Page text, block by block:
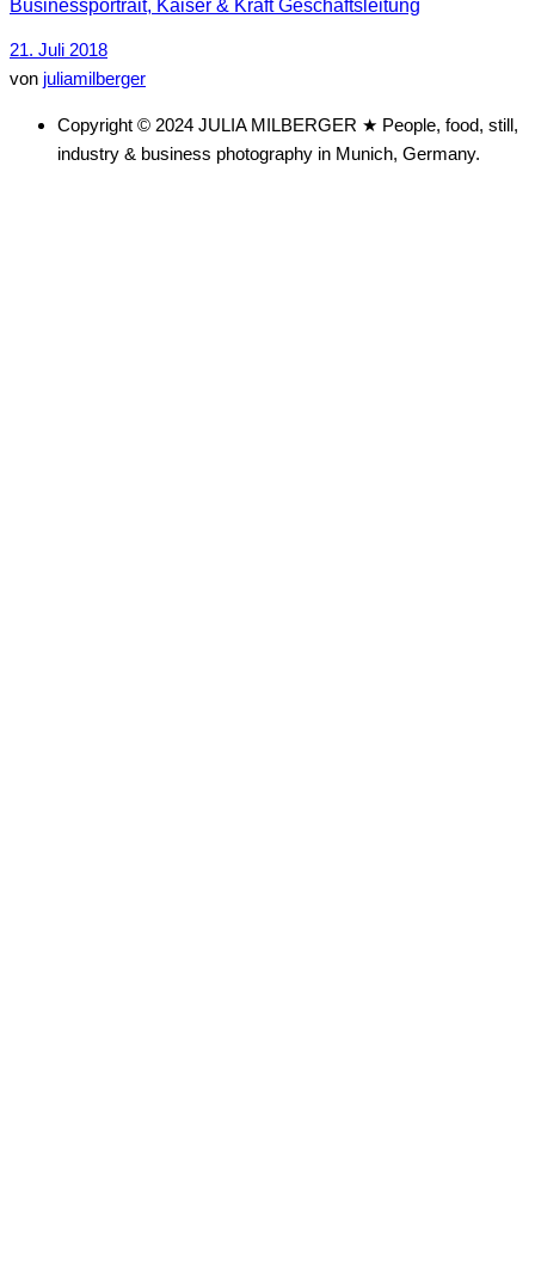
Businessportrait, Kaiser & Kraft Geschäftsleitung
21. Juli 2018
von juliamilberger
Copyright © 2024 JULIA MILBERGER ★ People, food, still,
industry & business photography in Munich, Germany.